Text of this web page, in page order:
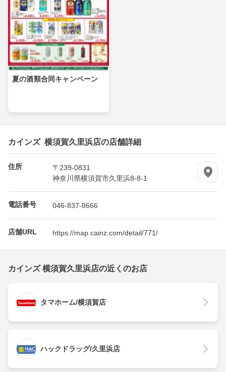
夏の酒類合同キャンペーン
カインズ 横須賀久里浜店の店舗詳細
住所
〒239-0831
神奈川県横須賀市久里浜8-8-1
電話番号 046-837-8666
店舗URL https://map.cainz.com/detail/771/
カインズ 横須賀久里浜店の近くのお店
タマホーム/横須賀店
ハックドラッグ/久里浜店